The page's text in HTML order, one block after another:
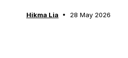
Hikma Lia 28 May 2026